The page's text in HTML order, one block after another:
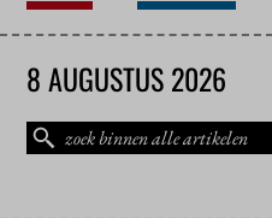
8 AUGUSTUS 2026